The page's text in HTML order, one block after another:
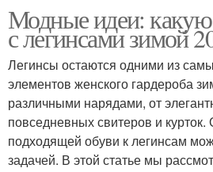
Модные идеи: какую
с легинсами зимой
Легинсы остаются одними из
элементов женского гардероба
различными нарядами, от
повседневных свитеров и
подходящей обуви к легинсам
задачей. В этой статье мы